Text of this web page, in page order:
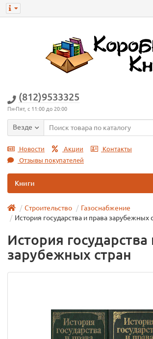
(812)9533325
Пн-Пят, с 11:00 до 20:00
Везде
Новости Акции
Контакты
Отзывы покупателей
Книги
Строительство
Газоснабжение
История государства и права зарубежных
История государства
зарубежных стран